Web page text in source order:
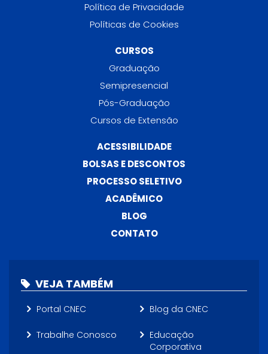
Política de Privacidade
Políticas de Cookies
CURSOS
Graduação
Semipresencial
Pós-Graduação
Cursos de Extensão
ACESSIBILIDADE
BOLSAS E DESCONTOS
PROCESSO SELETIVO
ACADÊMICO
BLOG
CONTATO
VEJA TAMBÉM
Portal CNEC Blog da CNEC
Trabalhe Conosco
Educação
Corporativa